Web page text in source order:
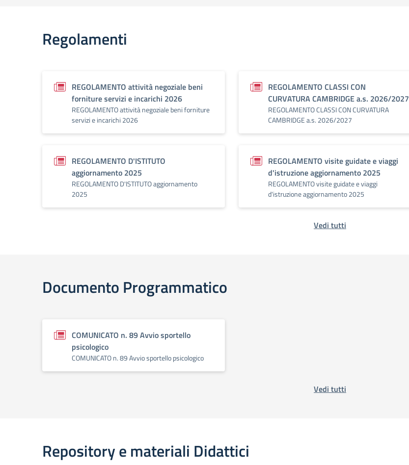
Regolamenti
REGOLAMENTO attività negoziale beni
forniture servizi e incarichi 2026
REGOLAMENTO attività negoziale beni forniture
servizi e incarichi 2026
REGOLAMENTO CLASSI CON
CURVATURA CAMBRIDGE a.s. 2026/2027
REGOLAMENTO CLASSI CON CURVATURA
CAMBRIDGE a.s. 2026/2027
REGOLAMENTO D'ISTITUTO
aggiornamento 2025
REGOLAMENTO D'ISTITUTO aggiornamento
2025
REGOLAMENTO visite guidate e viaggi
d'istruzione aggiornamento 2025
REGOLAMENTO visite guidate e viaggi
d'istruzione aggiornamento 2025
Vedi tutti
Documento Programmatico
COMUNICATO n. 89 Avvio sportello
psicologico
COMUNICATO n. 89 Avvio sportello psicologico
Vedi tutti
Repository e materiali Didattici